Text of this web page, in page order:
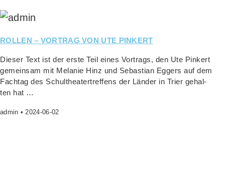
ROLLEN – VORTRAG VON UTE PINKERT
Die­ser Text ist der ers­te Teil eines Vor­trags, den Ute Pin­kert
gemein­sam mit Mela­nie Hinz und Sebas­ti­an Eggers auf dem
Fach­tag des Schul­thea­ter­tref­fens der Län­der in Trier gehal­
ten hat …
admin 2024-06-02